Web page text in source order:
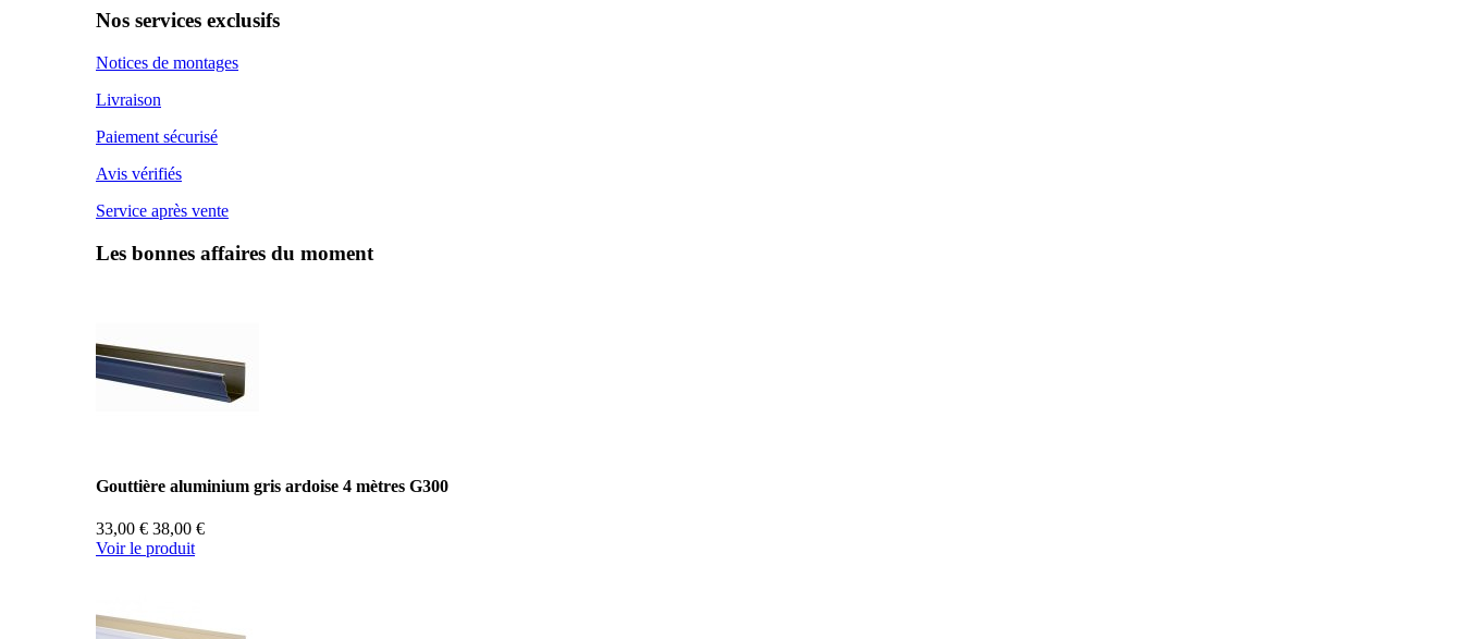
Nos services exclusifs
Notices de montages
Livraison
Paiement sécurisé
Avis vérifiés
Service après vente
Les bonnes affaires du moment
Gouttière aluminium gris ardoise 4 mètres G300
33,00 € 38,00 €
Voir le produit